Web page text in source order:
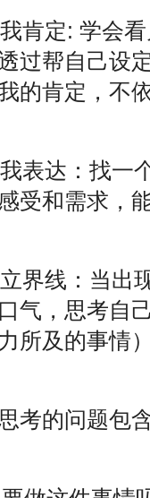
肯定: 学会
过帮自己设
的肯定，不
表达：找一
受和需求，
界线：当出
气，思考自
所及的事情
考的问题包